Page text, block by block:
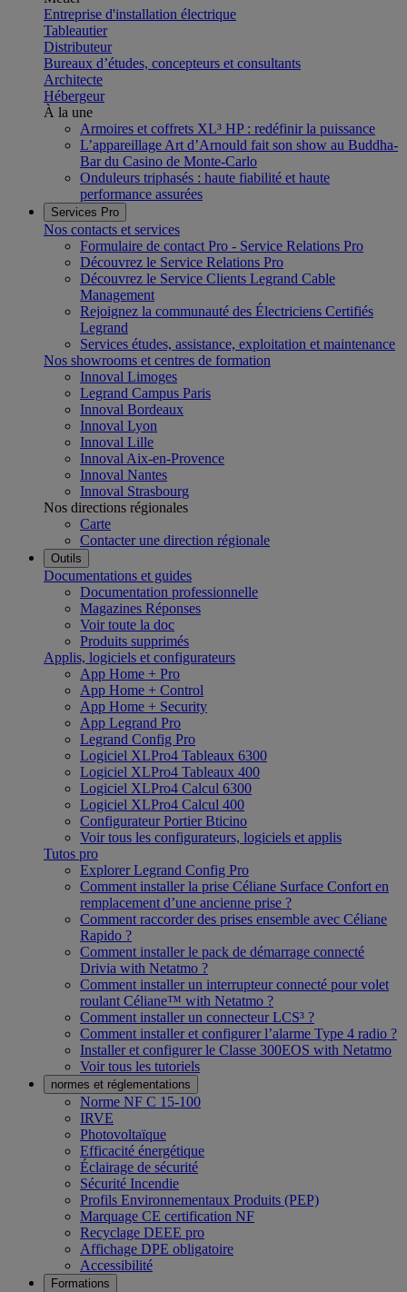
Entreprise d'installation électrique
Tableautier
Distributeur
Bureaux d’études, concepteurs et consultants
Architecte
Hébergeur
À la une
Armoires et coffrets XL³ HP : redéfinir la puissance
L’appareillage Art d’Arnould fait son show au Buddha-
Bar du Casino de Monte-Carlo
Onduleurs triphasés : haute fiabilité et haute
performance assurées
Services Pro
Nos contacts et services
Formulaire de contact Pro - Service Relations Pro
Découvrez le Service Relations Pro
Découvrez le Service Clients Legrand Cable
Management
Rejoignez la communauté des Électriciens Certifiés
Legrand
Services études, assistance, exploitation et maintenance
Nos showrooms et centres de formation
Innoval Limoges
Legrand Campus Paris
Innoval Bordeaux
Innoval Lyon
Innoval Lille
Innoval Aix-en-Provence
Innoval Nantes
Innoval Strasbourg
Nos directions régionales
Carte
Contacter une direction régionale
Outils
Documentations et guides
Documentation professionnelle
Magazines Réponses
Voir toute la doc
Produits supprimés
Applis, logiciels et configurateurs
App Home + Pro
App Home + Control
App Home + Security
App Legrand Pro
Legrand Config Pro
Logiciel XLPro4 Tableaux 6300
Logiciel XLPro4 Tableaux 400
Logiciel XLPro4 Calcul 6300
Logiciel XLPro4 Calcul 400
Configurateur Portier Bticino
Voir tous les configurateurs, logiciels et applis
Tutos pro
Explorer Legrand Config Pro
Comment installer la prise Céliane Surface Confort en
remplacement d’une ancienne prise ?
Comment raccorder des prises ensemble avec Céliane
Rapido ?
Comment installer le pack de démarrage connecté
Drivia with Netatmo ?
Comment installer un interrupteur connecté pour volet
roulant Céliane™ with Netatmo ?
Comment installer un connecteur LCS³ ?
Comment installer et configurer l’alarme Type 4 radio ?
Installer et configurer le Classe 300EOS with Netatmo
Voir tous les tutoriels
normes et réglementations
Norme NF C 15-100
IRVE
Photovoltaïque
Efficacité énergétique
Éclairage de sécurité
Sécurité Incendie
Profils Environnementaux Produits (PEP)
Marquage CE certification NF
Recyclage DEEE pro
Affichage DPE obligatoire
Accessibilité
Formations